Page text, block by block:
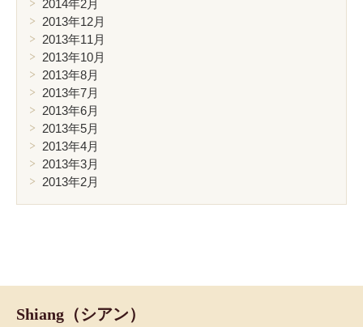
2014年2月
2013年12月
2013年11月
2013年10月
2013年8月
2013年7月
2013年6月
2013年5月
2013年4月
2013年3月
2013年2月
Shiang（シアン）